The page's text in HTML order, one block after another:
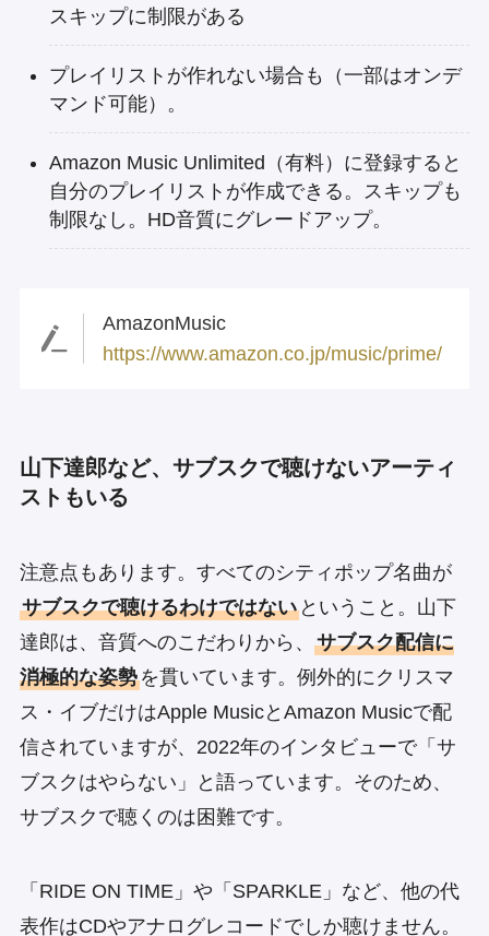
スキップに制限がある
プレイリストが作れない場合も（一部はオンデ
マンド可能）。
Amazon Music Unlimited（有料）に登録すると
自分のプレイリストが作成できる。スキップも
制限なし。HD音質にグレードアップ。
AmazonMusic
https://www.amazon.co.jp/music/prime/
山下達郎など、サブスクで聴けないアーティ
ストもいる
注意点もあります。すべてのシティポップ名曲が
サブスクで聴けるわけではないということ。山下
達郎は、音質へのこだわりから、 サブスク配信に
消極的な姿勢を貫いています。例外的にクリスマ
ス・イブだけはApple MusicとAmazon Musicで配
信されていますが、2022年のインタビューで「サ
ブスクはやらない」と語っています。そのため、
サブスクで聴くのは困難です。
「RIDE ON TIME」や「SPARKLE」など、他の代
表作はCDやアナログレコードでしか聴けません。